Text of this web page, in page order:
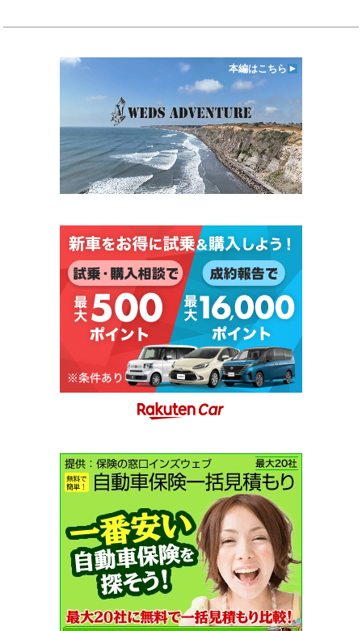
本編はこちら